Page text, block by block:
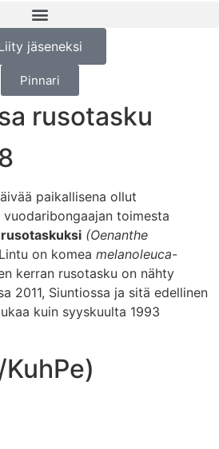
jäseneksi
Pinnari
rusotasku
paikallisena ollut
vuodaribongaajan toimesta
rusotaskuksi (Oenanthe
on komea melanoleuca-
kerran rusotasku on nähty
2011, Siuntiossa ja sitä edellinen
kuin syyskuulta 1993